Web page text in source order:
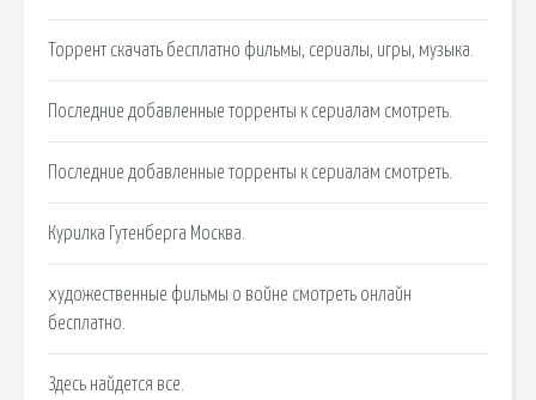
Торрент скачать бесплатно фильмы, сериалы, игры, музыка.
Последние добавленные торренты к сериалам смотреть.
Последние добавленные торренты к сериалам смотреть.
Курилка Гутенберга Москва.
художественные фильмы о войне смотреть онлайн
бесплатно.
Здесь найдется все.